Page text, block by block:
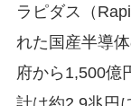
ラピダス（
れた国産半導
府から1,500億